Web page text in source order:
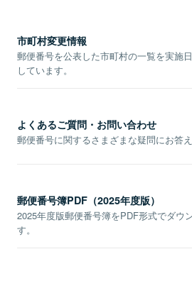
市町村変更情報
郵便番号を公表した市町村の一覧を実施
しています。
よくあるご質問・お問い合わせ
郵便番号に関するさまざまな疑問にお答え
郵便番号簿PDF（2025年度版）
2025年度版郵便番号簿をPDF形式でダウ
す。